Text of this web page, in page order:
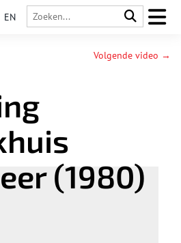
EN
Volgende video →
(1980)